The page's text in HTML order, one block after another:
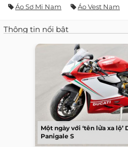
Áo Sơ Mi Nam Áo Vest Nam
Thông tin nổi bật
Một ngày với ‘tên lửa xa lộ’
Panigale S